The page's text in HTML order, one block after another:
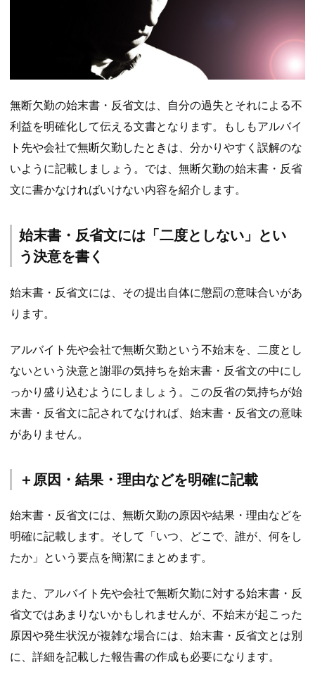
無断欠勤の始末書・反省文は、自分の過失とそれによる不
利益を明確化して伝える文書となります。もしもアルバイ
ト先や会社で無断欠勤したときは、分かりやすく誤解のな
いように記載しましょう。では、無断欠勤の始末書・反省
文に書かなければいけない内容を紹介します。
始末書・反省文には「二度としない」とい
う決意を書く
始末書・反省文には、その提出自体に懲罰の意味合いがあ
ります。
アルバイト先や会社で無断欠勤という不始末を、二度とし
ないという決意と謝罪の気持ちを始末書・反省文の中にし
っかり盛り込むようにしましょう。この反省の気持ちが始
末書・反省文に記されてなければ、始末書・反省文の意味
がありません。
＋原因・結果・理由などを明確に記載
始末書・反省文には、無断欠勤の原因や結果・理由などを
明確に記載します。そして「いつ、どこで、誰が、何をし
たか」という要点を簡潔にまとめます。
また、アルバイト先や会社で無断欠勤に対する始末書・反
省文ではあまりないかもしれませんが、不始末が起こった
原因や発生状況が複雑な場合には、始末書・反省文とは別
に、詳細を記載した報告書の作成も必要になります。